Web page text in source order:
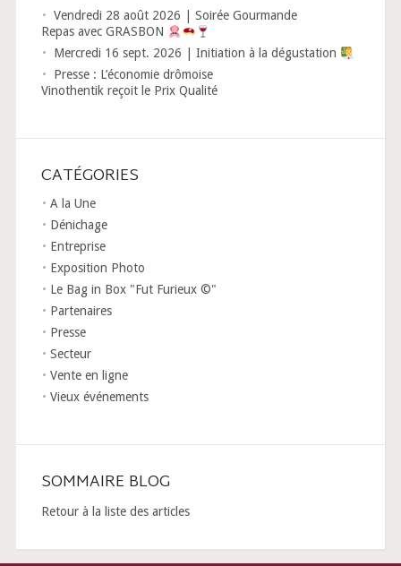
Vendredi 28 août 2026 | Soirée Gourmande
Repas avec GRASBON
Mercredi 16 sept. 2026 | Initiation à la dégustation
Presse : L’économie drômoise
Vinothentik reçoit le Prix Qualité
CATÉGORIES
A la Une
Dénichage
Entreprise
Exposition Photo
Le Bag in Box "Fut Furieux ©"
Partenaires
Presse
Secteur
Vente en ligne
Vieux événements
SOMMAIRE BLOG
Retour à la liste des articles